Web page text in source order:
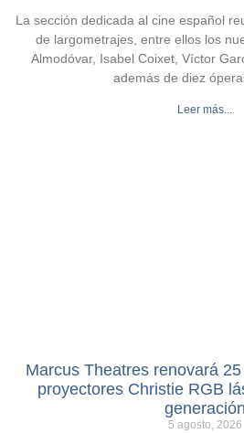
La sección dedicada al cine español
de largometrajes, entre ellos los
Almodóvar, Isabel Coixet, Víctor
además de diez
Leer más...
Marcus Theatres renovará
proyectores Christie RGB
generación
5 agosto, 2026